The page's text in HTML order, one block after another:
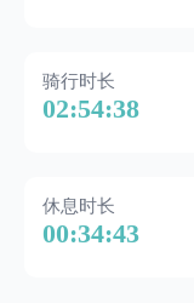
骑行时长
02:54:38
休息时长
00:34:43